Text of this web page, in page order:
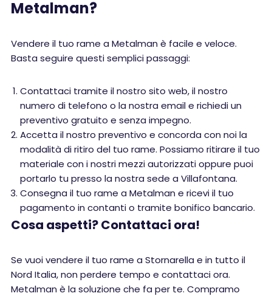
Metalman?
Vendere il tuo rame a Metalman è facile e veloce.
Basta seguire questi semplici passaggi:
Contattaci tramite il nostro sito web, il nostro
numero di telefono o la nostra email e richiedi un
preventivo gratuito e senza impegno.
Accetta il nostro preventivo e concorda con noi la
modalità di ritiro del tuo rame. Possiamo ritirare il tuo
materiale con i nostri mezzi autorizzati oppure puoi
portarlo tu presso la nostra sede a Villafontana.
Consegna il tuo rame a Metalman e ricevi il tuo
pagamento in contanti o tramite bonifico bancario.
Cosa aspetti? Contattaci ora!
Se vuoi vendere il tuo rame a Stornarella e in tutto il
Nord Italia, non perdere tempo e contattaci ora.
Metalman è la soluzione che fa per te. Compramo